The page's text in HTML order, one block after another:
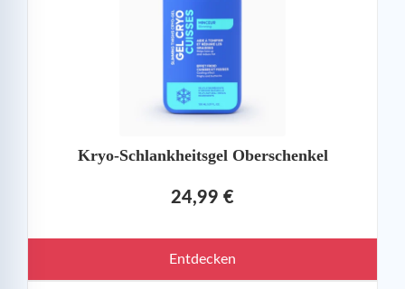
Kryo-Schlankheitsgel Oberschenkel
24,99 €
Entdecken